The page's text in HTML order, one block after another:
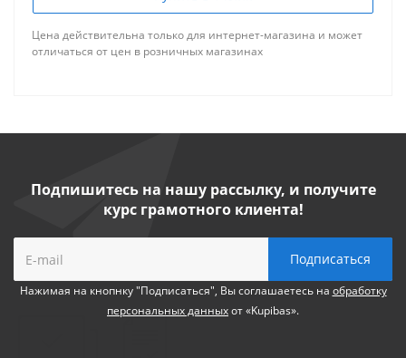
Цена действительна только для интернет-магазина и может
отличаться от цен в розничных магазинах
Подпишитесь на нашу рассылку, и получите
курс грамотного клиента!
Нажимая на кнопнку "Подписаться", Вы соглашаетесь на обработку
персональных данныхот «Kupibas».